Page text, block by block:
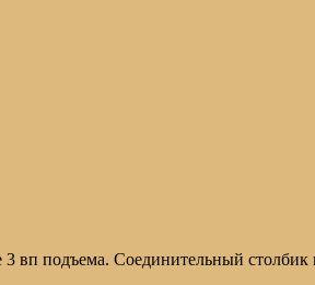
3 вп подъема. Соединительный